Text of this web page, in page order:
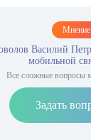
Мнение
Василий
мобильной
Все сложные вопросы
Задать